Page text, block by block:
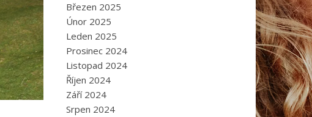
Březen 2025
Únor 2025
Leden 2025
Prosinec 2024
Listopad 2024
Říjen 2024
Září 2024
Srpen 2024